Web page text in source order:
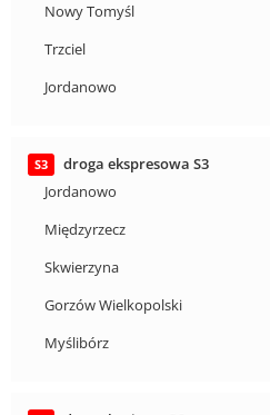
Nowy Tomyśl
Trzciel
Jordanowo
S3
droga ekspresowa S3
Jordanowo
Międzyrzecz
Skwierzyna
Gorzów Wielkopolski
Myślibórz